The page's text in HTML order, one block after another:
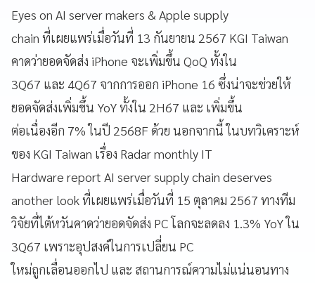
Eyes on AI server makers & Apple supply
chain ที่เผยแพร่เมื่อวันที่ 13 กันยายน 2567 KGI Taiwan
คาดว่ายอดจัดส่ง iPhone จะเพิ่มขึ้น QoQ ทั้งใน
3Q67 และ 4Q67 จากการออก iPhone 16 ซึ่งน่าจะช่วยให้
ยอดจัดส่งเพิ่มขึ้น YoY ทั้งใน 2H67 และ เพิ่มขึ้น
ต่อเนื่องอีก 7% ในปี 2568F ด้วย นอกจากนี้ ในบทวิเคราะห์
ของ KGI Taiwan เรื่อง Radar monthly IT
Hardware report AI server supply chain deserves
another look ที่เผยแพร่เมื่อวันที่ 15 ตุลาคม 2567 ทางทีม
วิจัยที่ไต้หวันคาดว่ายอดจัดส่ง PC โลกจะลดลง 1.3% YoY ใน
3Q67 เพราะอุปสงค์ในการเปลี่ยน PC
ใหม่ถูกเลื่อนออกไป และ สถานการณ์ความไม่แน่นอนทาง